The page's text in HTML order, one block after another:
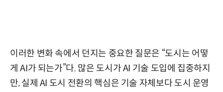
이러한 변화 속에서 던지는 중요한 질문은 “도시는 어떻
게 AI가 되는가”다. 많은 도시가 AI 기술 도입에 집중하지
만, 실제 AI 도시 전환의 핵심은 기술 자체보다 도시 운영